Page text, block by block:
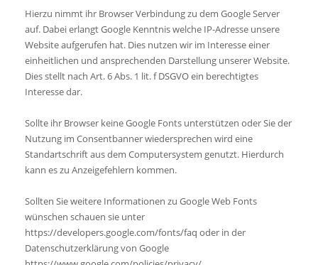
Hierzu nimmt ihr Browser Verbindung zu dem Google Server
auf. Dabei erlangt Google Kenntnis welche IP-Adresse unsere
Website aufgerufen hat. Dies nutzen wir im Interesse einer
einheitlichen und ansprechenden Darstellung unserer Website.
Dies stellt nach Art. 6 Abs. 1 lit. f DSGVO ein berechtigtes
Interesse dar.
Sollte ihr Browser keine Google Fonts unterstützen oder Sie der
Nutzung im Consentbanner wiedersprechen wird eine
Standartschrift aus dem Computersystem genutzt. Hierdurch
kann es zu Anzeigefehlern kommen.
Sollten Sie weitere Informationen zu Google Web Fonts
wünschen schauen sie unter
https://developers.google.com/fonts/faq oder in der
Datenschutzerklärung von Google